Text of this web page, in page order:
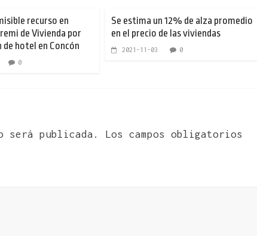
recurso en
de Vivienda por
hotel en Concón
0
Se estima un 12% de alza promedio
en el precio de las viviendas
2021-11-03 0
será publicada.
Los campos obligatorios